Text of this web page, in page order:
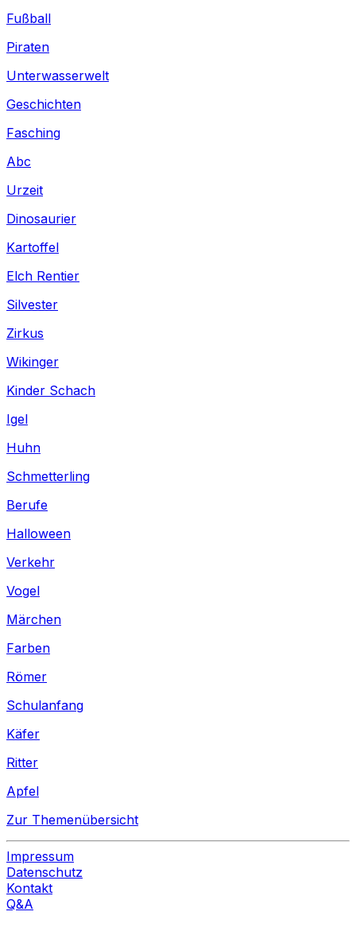
Fußball
Piraten
Unterwasserwelt
Geschichten
Fasching
Abc
Urzeit
Dinosaurier
Kartoffel
Elch Rentier
Silvester
Zirkus
Wikinger
Kinder Schach
Igel
Huhn
Schmetterling
Berufe
Halloween
Verkehr
Vogel
Märchen
Farben
Römer
Schulanfang
Käfer
Ritter
Apfel
Zur Themenübersicht
Impressum
Datenschutz
Kontakt
Q&A